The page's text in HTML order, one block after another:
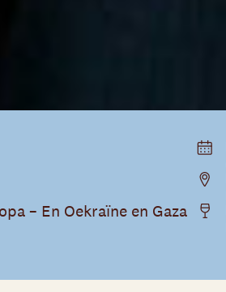
– En Oekraïne en Gaza